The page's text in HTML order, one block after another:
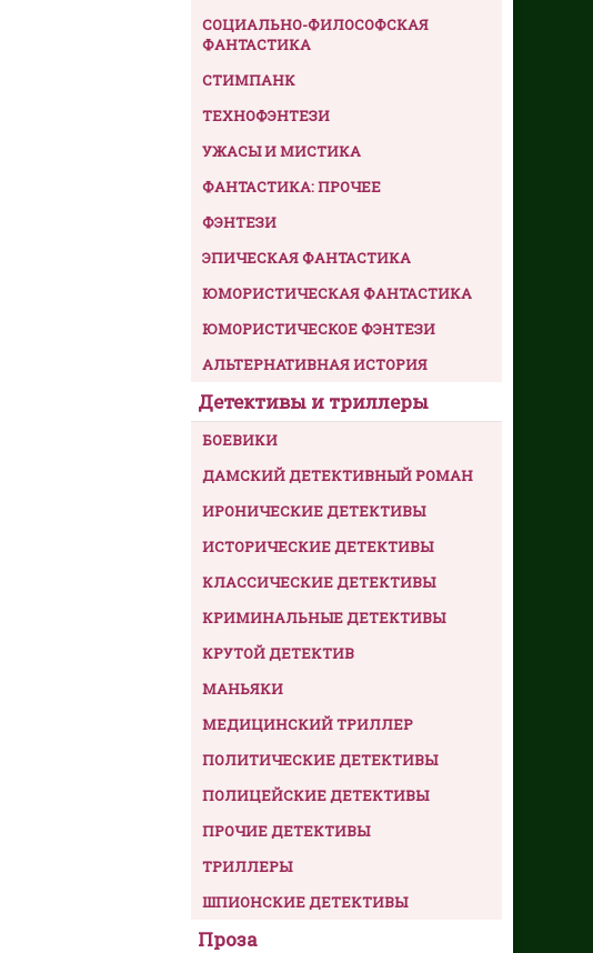
СОЦИАЛЬНО-ФИЛОСОФСКАЯ
ФАНТАСТИКА
СТИМПАНК
ТЕХНОФЭНТЕЗИ
УЖАСЫ И МИСТИКА
ФАНТАСТИКА: ПРОЧЕЕ
ФЭНТЕЗИ
ЭПИЧЕСКАЯ ФАНТАСТИКА
ЮМОРИСТИЧЕСКАЯ ФАНТАСТИКА
ЮМОРИСТИЧЕСКОЕ ФЭНТЕЗИ
АЛЬТЕРНАТИВНАЯ ИСТОРИЯ
Детективы и триллеры
БОЕВИКИ
ДАМСКИЙ ДЕТЕКТИВНЫЙ РОМАН
ИРОНИЧЕСКИЕ ДЕТЕКТИВЫ
ИСТОРИЧЕСКИЕ ДЕТЕКТИВЫ
КЛАССИЧЕСКИЕ ДЕТЕКТИВЫ
КРИМИНАЛЬНЫЕ ДЕТЕКТИВЫ
КРУТОЙ ДЕТЕКТИВ
МАНЬЯКИ
МЕДИЦИНСКИЙ ТРИЛЛЕР
ПОЛИТИЧЕСКИЕ ДЕТЕКТИВЫ
ПОЛИЦЕЙСКИЕ ДЕТЕКТИВЫ
ПРОЧИЕ ДЕТЕКТИВЫ
ТРИЛЛЕРЫ
ШПИОНСКИЕ ДЕТЕКТИВЫ
Проза